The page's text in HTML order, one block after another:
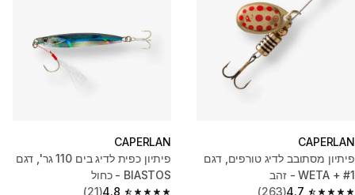
CAPERLAN
פיתיון מסתובב לדיג טורפים, דגם
WETA + #1 - זהב
4.7
(263)
CAPERLAN
פיתיון כפית לדיג בים 110 גר', דגם
BIASTOS - כחול
4.8
(21)